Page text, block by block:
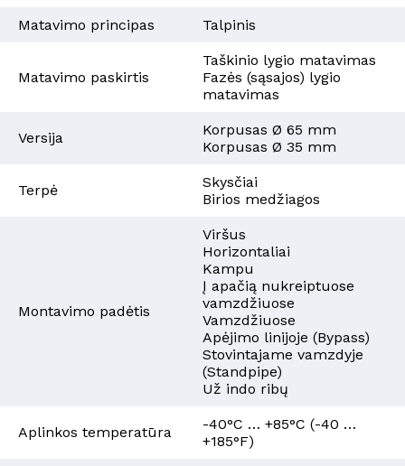
Matavimo principas Talpinis
Matavimo paskirtis
Taškinio lygio matavimas
Fazės (sąsajos) lygio
matavimas
Versija
Korpusas Ø 65 mm
Korpusas Ø 35 mm
Terpė
Skysčiai
Birios medžiagos
Montavimo padėtis
Viršus
Horizontaliai
Kampu
Į apačią nukreiptuose
vamzdžiuose
Vamzdžiuose
Apėjimo linijoje (Bypass)
Stovintajame vamzdyje
(Standpipe)
Už indo ribų
Aplinkos temperatūra
-40°C … +85°C (-40 …
+185°F)